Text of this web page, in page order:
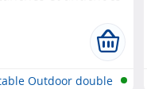
Outdoor double